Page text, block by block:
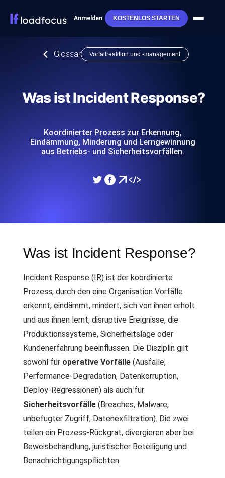
Anmelden KOSTENLOS STARTEN
Glossar Vorfallreaktion und -management
Was ist Incident Response?
Koordinierter Prozess zur Erkennung,
Eindämmung, Minderung und Lerngewinnung
aus Betriebs- und Sicherheitsvorfällen.
Was ist Incident Response?
Incident Response (IR) ist der koordinierte
Prozess, durch den eine Organisation Vorfälle
erkennt, eindämmt, mindert, sich von ihnen erholt
und aus ihnen lernt, disruptive Ereignisse, die
Produktionssysteme, Sicherheitslage oder
Kundenerfahrung beeinflussen. Die Disziplin gilt
sowohl für operative Vorfälle (Ausfälle,
Performance-Degradation, Datenkorruption,
Deploy-Regressionen) als auch für
Sicherheitsvorfälle (Breaches, Malware,
unbefugter Zugriff, Datenexfiltration). Die zwei
teilen ein Prozess-Rückgrat, divergieren aber bei
Beweisbehandlung, juristischer Beteiligung und
Benachrichtigungspflichten.